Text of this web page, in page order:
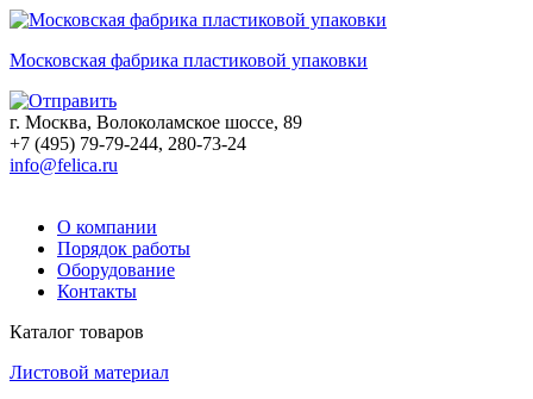
Московская фабрика пластиковой упаковки
г. Москва, Волоколамское шоссе, 89
+7 (495) 79-79-244, 280-73-24
info@felica.ru
О компании
Порядок работы
Оборудование
Контакты
Каталог товаров
Листовой материал